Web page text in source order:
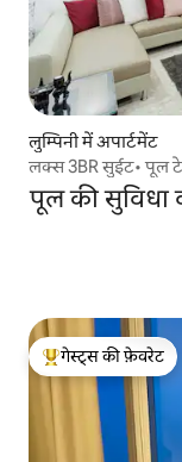
लुम्पिनी में अपार्टमेंट
लक्स 3BR सुईट• पूल
पूल की सुविधा
गेस्ट्स का टॉप फ़ेवरेट
गेस्ट्स की फ़ेवरेट